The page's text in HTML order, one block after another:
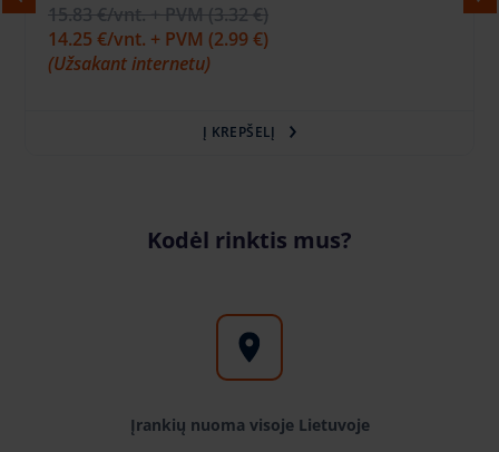
15.83 €/vnt. + PVM(3.32 €)
14.25 €/vnt. + PVM (2.99 €)
(Užsakant internetu)
Į KREPŠELĮ
Kodėl rinktis mus?
Įrankių nuoma visoje Lietuvoje